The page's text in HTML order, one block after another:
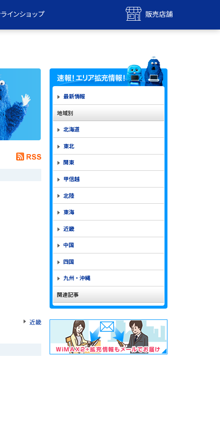
インショップ 販売店舗
ショップ
UQ WiMAX
販売店舗
近畿
最新情報
地域別
北海道
東北
関東
甲信越
北陸
東海
近畿
中国
四国
九州・沖縄
関連記事